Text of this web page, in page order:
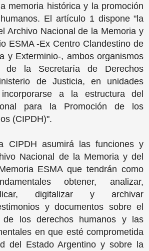
memoria histórica y la promoción
El artículo 1 dispone "la
Archivo Nacional de la Memoria y
ESMA -Ex Centro Clandestino de
y Exterminio-, ambos organismos
de la Secretaría de Derechos
de Justicia, en unidades
a la estructura del
para la Promoción de los
(CIPDH)".
CIPDH asumirá las funciones y
Nacional de la Memoria y del
ESMA que tendrán como
obtener, analizar,
digitalizar y archivar
y documentos sobre el
de los derechos humanos y las
en que esté comprometida
del Estado Argentino y sobre la